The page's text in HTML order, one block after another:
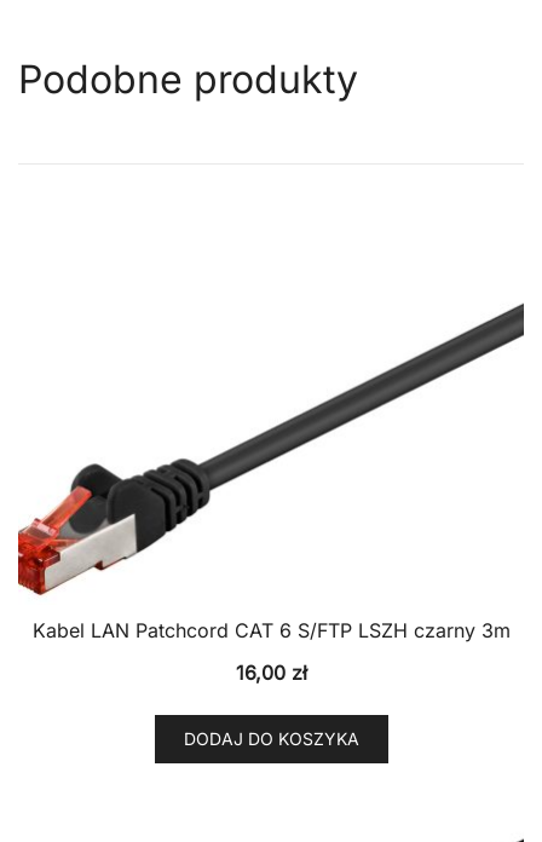
Podobne produkty
Kabel LAN Patchcord CAT 6 S/FTP LSZH czarny 3m
16,00 zł
DODAJ DO KOSZYKA